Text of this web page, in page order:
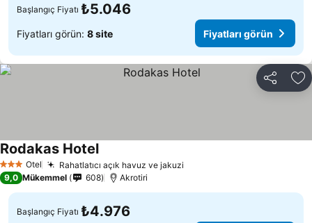
Başlangıç Fiyatı ₺5.046
Fiyatları görün: 8 site Fiyatları görün
Paylaş
3 YıldızOtel Rahatlatıcı açık havuz ve jakuzi
Rodakas Hotel
9,0 Mükemmel 608 Akrotiri
Başlangıç Fiyatı ₺4.976